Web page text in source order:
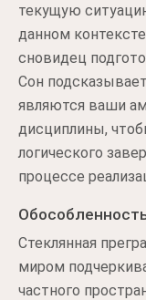
текущую
данном
сновидец
Сон
являются ваши
дисциплины,
логического
процессе
Стеклянная
миром
частного